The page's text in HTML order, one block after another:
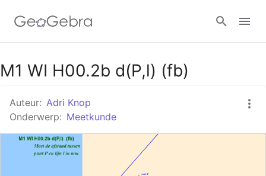
Google Classroom
GeoGebra Klaslokaal
Aanmelden
M1 WI H00.2b d(P,l) (fb)
Auteur: Adri Knop
Onderwerp: Meetkunde